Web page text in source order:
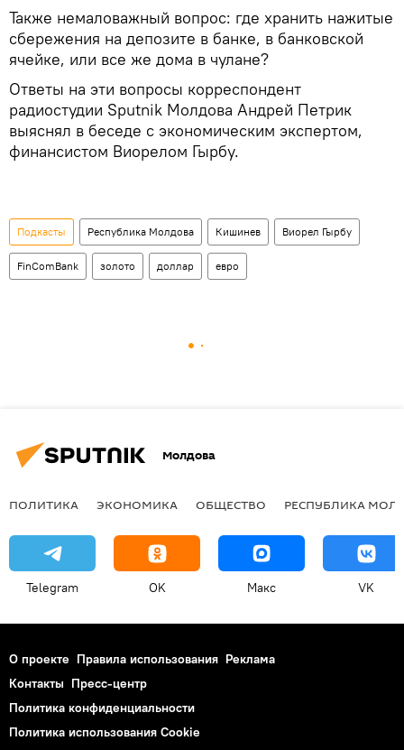
Также немаловажный вопрос: где хранить нажитые
сбережения на депозите в банке, в банковской
ячейке, или все же дома в чулане?
Ответы на эти вопросы корреспондент
радиостудии Sputnik Молдова Андрей Петрик
выяснял в беседе с экономическим экспертом,
финансистом Виорелом Гырбу.
Подкасты Республика Молдова Кишинев Виорел Гырбу
FinComBank золото доллар евро
Молдова
ПОЛИТИКА ЭКОНОМИКА ОБЩЕСТВО РЕСПУБЛИКА
Telegram OK Макс VK
О проекте Правила использования Реклама
Контакты Пресс-центр
Политика конфиденциальности
Политика использования Cookie